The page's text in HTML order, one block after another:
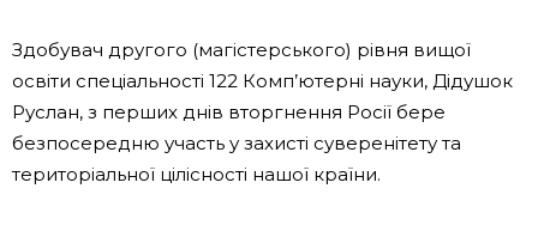
Здобувач другого (магістерського) рівня вищої
освіти спеціальності 122 Комп’ютерні науки, Дідушок
Руслан, з перших днів вторгнення Росії бере
безпосередню участь у захисті суверенітету та
територіальної цілісності нашої країни.